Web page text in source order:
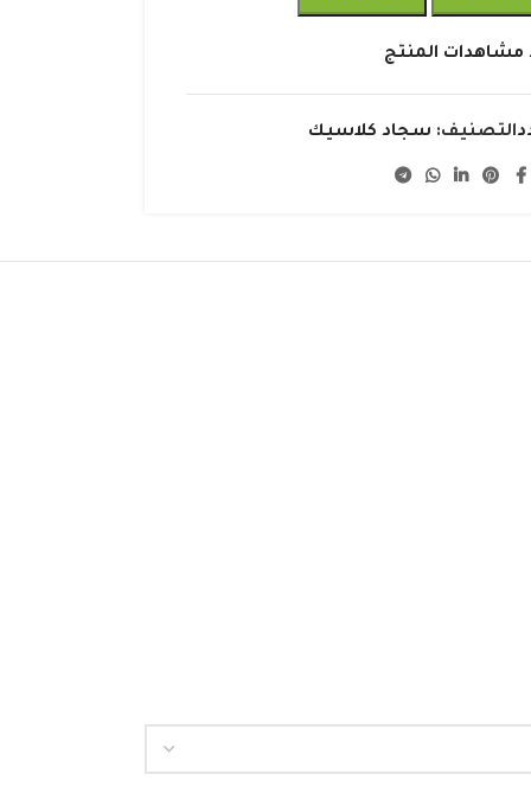
مشاهدات المنتج
التصنيف: سجاد كلاسيك